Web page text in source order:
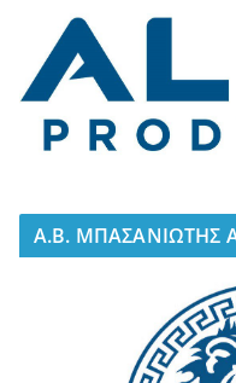
A.B. ΜΠΑΣΑΝΙΩΤΗΣ